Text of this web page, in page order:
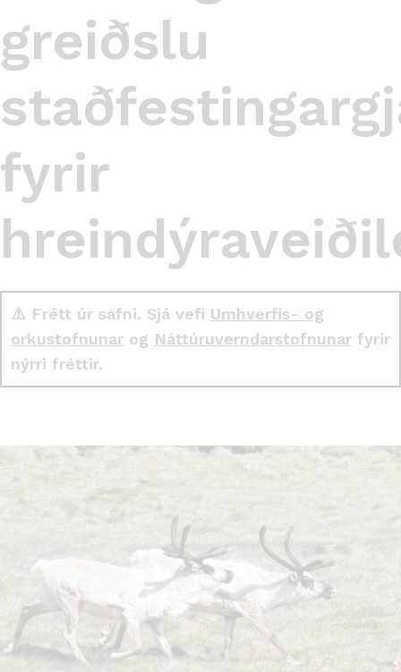
greiðslu
fyrir
⚠️ Frétt úr safni. Sjá vefi Umhverfis- og
orkustofnunar og Náttúruverndarstofnunar fyrir
nýrri fréttir.